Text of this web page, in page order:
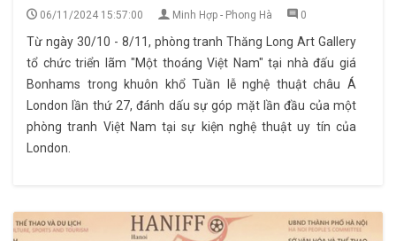
06/11/2024 15:57:00 Minh Hợp - Phong Hà 0
Từ ngày 30/10 - 8/11, phòng tranh Thăng Long Art Gallery
tổ chức triển lãm "Một thoáng Việt Nam" tại nhà đấu giá
Bonhams trong khuôn khổ Tuần lễ nghệ thuật châu Á
London lần thứ 27, đánh dấu sự góp mặt lần đầu của một
phòng tranh Việt Nam tại sự kiện nghệ thuật uy tín của
London.